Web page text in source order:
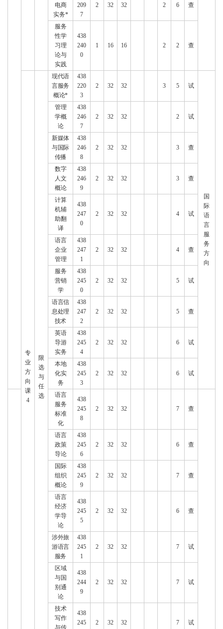
电商
实务*
209
7
2 32 32 2 6 查
服务
性学
习理
论与
实践
438
240
0
1 16 16 2 2 查
专
业
方
向
课
4
限
选
与
任
选
现代语
言服务
概论*
438
220
3
2 32 32 3 5 试
国
际
语
言
服
务
方
向
管理
学概
论
438
246
7
2 32 32 2 试
新媒体
与国际
传播
438
246
8
2 32 32 3 查
数字
人文
概论
438
246
9
2 32 32 3 查
计算
机辅
助翻
译
438
247
0
2 32 32 4 试
语言
企业
管理
438
247
1
2 32 32 4 查
服务
营销
学
438
245
0
2 32 32 5 试
语言信
息处理
技术
438
247
2
2 32 32 5 查
英语
导游
实务
438
245
4
2 32 32 6 试
本地
化实
务
438
245
3
2 32 32 6 试
语言
服务
标准
化
438
245
8
2 32 32 7 查
语言
政策
导论
438
245
6
2 32 32 6 查
国际
组织
概论
438
245
9
2 32 32 7 查
语言
经济
学导
论
438
245
5
2 32 32 6 查
涉外旅
游语言
服务
438
245
1
2 32 32 7 试
区域
与国
别通
论
438
244
9
2 32 32 7 试
技术
写作
438
245
2 32 32 7 试